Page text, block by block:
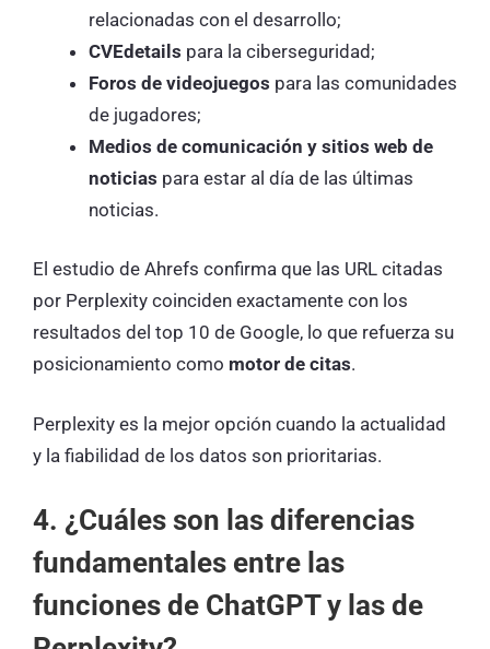
relacionadas con el desarrollo;
CVEdetails para la ciberseguridad;
Foros de videojuegos para las comunidades
de jugadores;
Medios de comunicación y sitios web de
noticias para estar al día de las últimas
noticias.
El estudio de Ahrefs confirma que las URL citadas
por Perplexity coinciden exactamente con los
resultados del top 10 de Google, lo que refuerza su
posicionamiento como motor de citas.
Perplexity es la mejor opción cuando la actualidad
y la fiabilidad de los datos son prioritarias.
4. ¿Cuáles son las diferencias
fundamentales entre las
funciones de ChatGPT y las de